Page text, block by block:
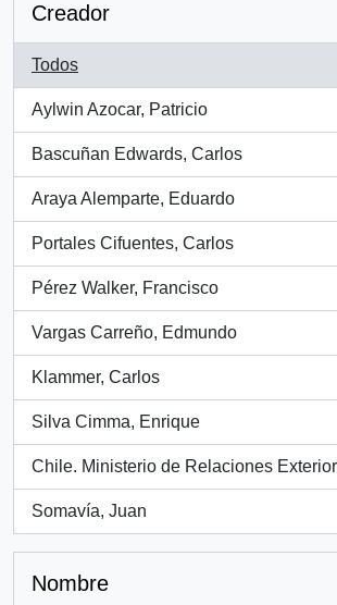
Creador
Todos
Aylwin Azocar, Patricio
, 55 resultados
Bascuñan Edwards, Carlos
, 22 resultados
Araya Alemparte, Eduardo
, 16 resultados
Portales Cifuentes, Carlos
, 10 resultados
Pérez Walker, Francisco
, 10 resultados
Vargas Carreño, Edmundo
, 8 resultados
Klammer, Carlos
, 7 resultados
Silva Cimma, Enrique
, 7 resultados
Chile. Ministerio de Relaciones
, 6 resultados
Somavía, Juan
, 4 resultados
Nombre